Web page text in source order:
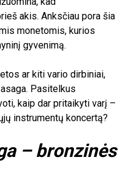
akis. Anksčiau pora šia
monetomis, kurios
gyvenimą.
ar kiti vario dirbiniai,
Pasitelkus
kaip dar pritaikyti varį –
instrumentų koncertą?
– bronzinės